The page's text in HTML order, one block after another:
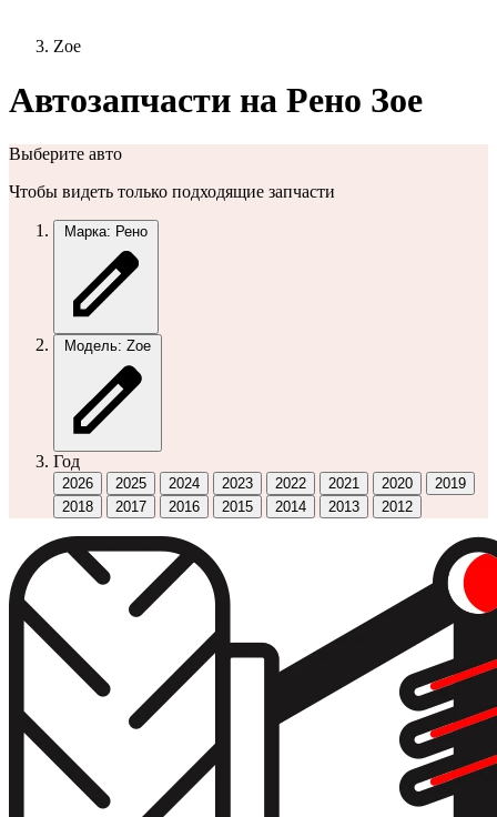
Zoe
Автозапчасти на Рено Зое
Выберите авто
Чтобы видеть только подходящие запчасти
Марка: Рено
Модель: Zoe
Год
2026 2025 2024 2023 2022 2021 2020
2019
2018
2017 2016 2015 2014 2013 2012